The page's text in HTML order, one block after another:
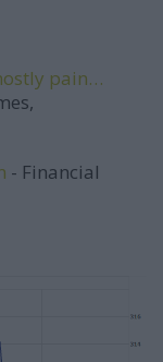
pain…
- Financial